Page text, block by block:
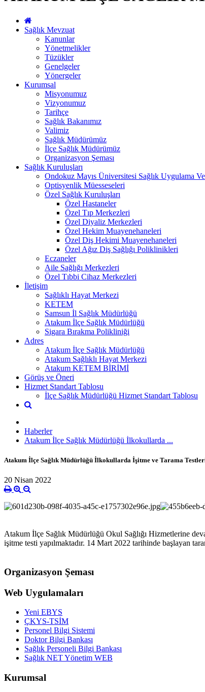
Sağlık Mevzuat
Kanunlar
Yönetmelikler
Tüzükler
Genelgeler
Yönergeler
Kurumsal
Misyonumuz
Vizyonumuz
Tarihçe
Sağlık Bakanımız
Valimiz
Sağlık Müdürümüz
İlçe Sağlık Müdürümüz
Organizasyon Şeması
Sağlık Kuruluşları
Ondokuz Mayıs Üniversitesi Sağlık Uygulama
Optisyenlik Müesseseleri
Özel Sağlık Kuruluşları
Özel Hastaneler
Özel Tıp Merkezleri
Özel Diyaliz Merkezleri
Özel Hekim Muayenehaneleri
Özel Diş Hekimi Muayenehaneleri
Özel Ağız Diş Sağlığı Poliklinikleri
Eczaneler
Aile Sağlığı Merkezleri
Özel Tıbbi Cihaz Merkezleri
İletişim
Sağlıklı Hayat Merkezi
KETEM
Samsun İl Sağlık Müdürlüğü
Atakum İlçe Sağlık Müdürlüğü
Sigara Bırakma Polikliniği
Adres
Atakum İlçe Sağlık Müdürlüğü
Atakum Sağlıklı Hayat Merkezi
Atakum KETEM BİRİMİ
Görüş ve Öneri
Hizmet Standart Tablosu
İlçe Sağlık Müdürlüğü Hizmet Standart Tablosu
Haberler
Atakum İlçe Sağlık Müdürlüğü İlkokullarda ...
Atakum İlçe Sağlık Müdürlüğü İlkokullarda İşitme ve Tarama
20 Nisan 2022
Atakum İlçe Sağlık Müdürlüğü Okul Sağlığı Hizmetlerine
işitme testi yapılmaktadır. 14 Mart 2022 tarihinde başlayan
Organizasyon Şeması
Web Uygulamaları
Yeni EBYS
ÇKYS-TSİM
Personel Bilgi Sistemi
Doktor Bilgi Bankası
Sağlık Personeli Bilgi Bankası
Sağlık NET Yönetim WEB
Kurumsal